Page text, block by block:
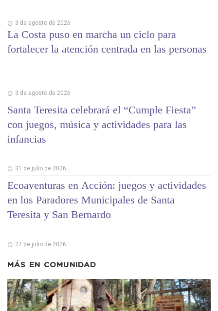
3 de agosto de 2026
La Costa puso en marcha un ciclo para
fortalecer la atención centrada en las personas
3 de agosto de 2026
Santa Teresita celebrará el “Cumple Fiesta”
con juegos, música y actividades para las
infancias
31 de julio de 2026
Ecoaventuras en Acción: juegos y actividades
en los Paradores Municipales de Santa
Teresita y San Bernardo
27 de julio de 2026
MÁS EN COMUNIDAD